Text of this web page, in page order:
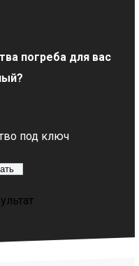
погреба для вас
под ключ